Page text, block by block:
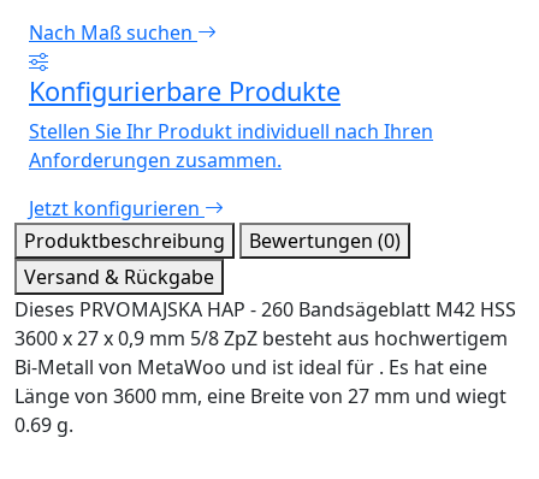
Nach Maß suchen
Konfigurierbare Produkte
Stellen Sie Ihr Produkt individuell nach Ihren
Anforderungen zusammen.
Jetzt konfigurieren
Produktbeschreibung
Bewertungen (0)
Versand & Rückgabe
Dieses PRVOMAJSKA HAP - 260 Bandsägeblatt M42 HSS
3600 x 27 x 0,9 mm 5/8 ZpZ besteht aus hochwertigem
Bi-Metall von MetaWoo und ist ideal für . Es hat eine
Länge von 3600 mm, eine Breite von 27 mm und wiegt
0.69 g.